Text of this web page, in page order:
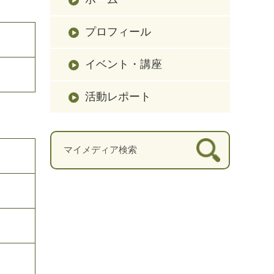
プロフィール
イベント・講座
活動レポート